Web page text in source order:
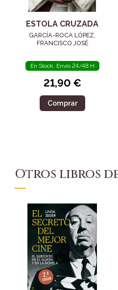
ESTOLA CRUZADA
GARCÍA-ROCA LÓPEZ,
FRANCISCO JOSÉ
En Stock. Envío 24/48 H
21,90 €
Comprar
Otros libros